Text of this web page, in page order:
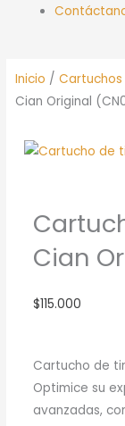
Inicio /Cartuchos
Cian Original
Cian
$115.000
Cartucho de
Optimice su
avanzadas,